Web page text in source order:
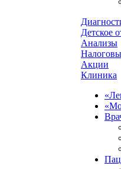
Детское
Анализы
Акции
Клиника